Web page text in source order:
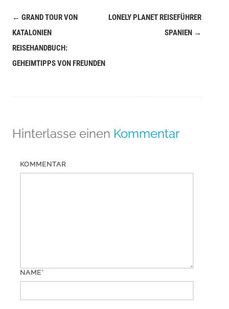
Navigation
(Beiträge)
← GRAND TOUR VON
KATALONIEN
REISEHANDBUCH:
GEHEIMTIPPS VON FREUNDEN
LONELY PLANET REISEFÜHRER
SPANIEN →
Hinterlasse einen Kommentar
KOMMENTAR
NAME*